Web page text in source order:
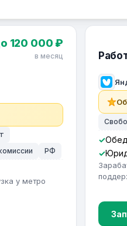
120 000 ₽
в месяц
РФ
у метро